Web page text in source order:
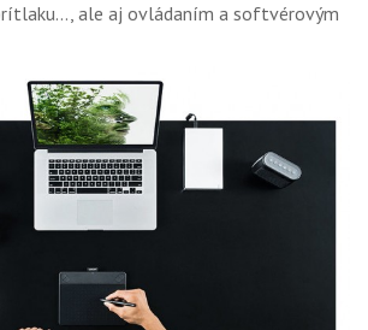
ale aj ovládaním a softvérovým